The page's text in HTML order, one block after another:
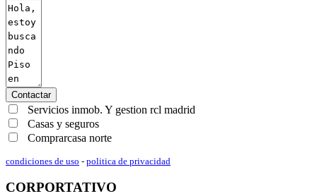
Contactar
Servicios inmob. Y gestion rcl madrid
Casas y seguros
Comprarcasa norte
condiciones de uso - politica de privacidad
CORPORTATIVO